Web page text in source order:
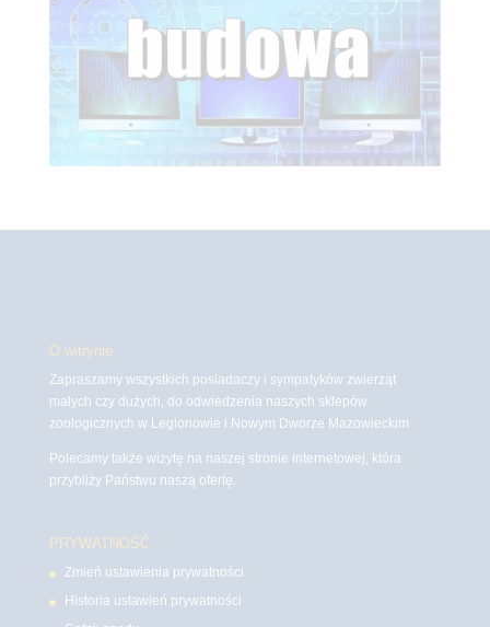
O witrynie
Zapraszamy wszystkich posiadaczy i sympatyków zwierząt
małych czy dużych, do odwiedzenia naszych sklepów
zoologicznych w Legionowie i Nowym Dworze Mazowieckim
Polecamy także wizytę na naszej stronie internetowej, która
przybliży Państwu naszą ofertę.
PRYWATNOŚĆ
Zmień ustawienia prywatności
Historia ustawień prywatności